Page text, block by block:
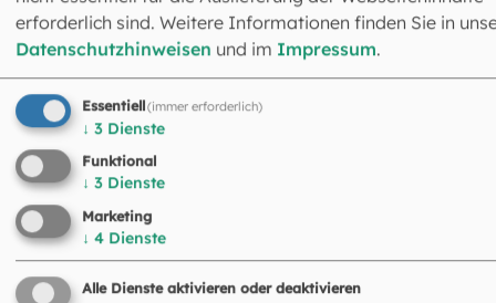
erforderlich sind. Weitere Informationen finden Sie in
Datenschutzhinweisen und im Impressum.
Essentiell(immer erforderlich)
↓ 3 Dienste
Funktional
↓ 3 Dienste
Marketing
↓ 4 Dienste
Alle Dienste aktivieren oder deaktivieren